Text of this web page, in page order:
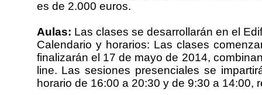
es de 2.000 euros.
Aulas: Las clases se desarrollarán en el
Calendario y horarios: Las clases
finalizarán el 17 de mayo de 2014,
line. Las sesiones presenciales se
horario de 16:00 a 20:30 y de 9:30 a 14:00,